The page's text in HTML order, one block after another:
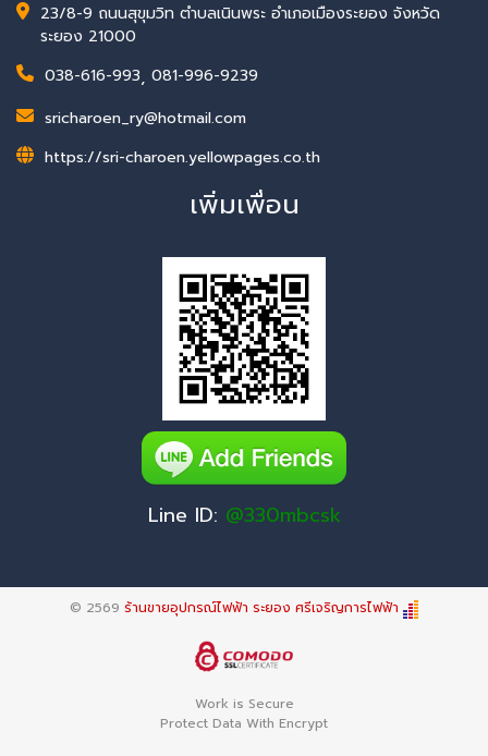
23/8-9 ถนนสุขุมวิท ตำบลเนินพระ อำเภอเมืองระยอง จังหวัด
ระยอง 21000
038-616-993, 081-996-9239
sricharoen_ry@hotmail.com
https://sri-charoen.yellowpages.co.th
เพิ่มเพื่อน
Line ID: @330mbcsk
© 2569 ร้านขายอุปกรณ์ไฟฟ้า ระยอง ศรีเจริญการไฟฟ้า
Work is Secure
Protect Data With Encrypt